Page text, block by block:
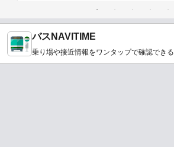
バスNAVITIME
乗り場や接近情報をワンタップで確認できる